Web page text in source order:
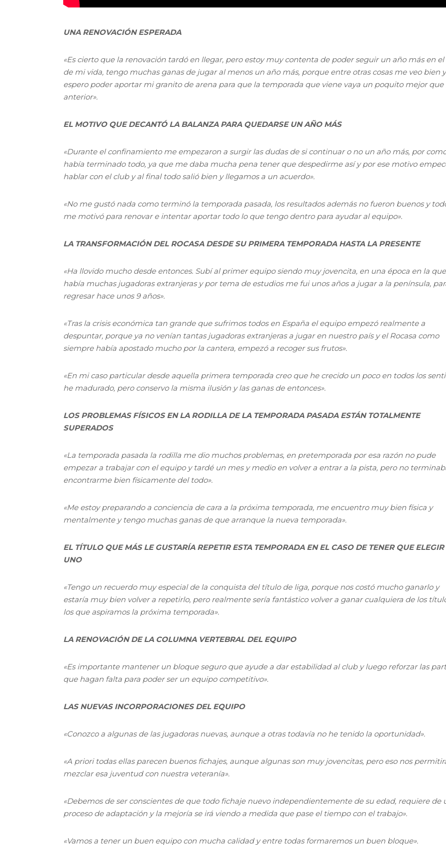
UNA RENOVACIÓN ESPERADA
«Es cierto que la renovación tardó en llegar, pero estoy muy contenta de poder seguir un año más en
de mi vida, tengo muchas ganas de jugar al menos un año más, porque entre otras cosas me veo bien y
espero poder aportar mi granito de arena para que la temporada que viene vaya un poquito mejor que
anterior».
EL MOTIVO QUE DECANTÓ LA BALANZA PARA QUEDARSE UN AÑO MÁS
«Durante el confinamiento me empezaron a surgir las dudas de si continuar o no un año más, por
había terminado todo, ya que me daba mucha pena tener que despedirme así y por ese motivo
hablar con el club y al final todo salió bien y llegamos a un acuerdo».
«No me gustó nada como terminó la temporada pasada, los resultados además no fueron buenos y
me motivó para renovar e intentar aportar todo lo que tengo dentro para ayudar al equipo».
LA TRANSFORMACIÓN DEL ROCASA DESDE SU PRIMERA TEMPORADA HASTA LA PRESENTE
«Ha llovido mucho desde entonces. Subí al primer equipo siendo muy jovencita, en una época en la que
había muchas jugadoras extranjeras y por tema de estudios me fui unos años a jugar a la península,
regresar hace unos 9 años».
«Tras la crisis económica tan grande que sufrimos todos en España el equipo empezó realmente a
despuntar, porque ya no venían tantas jugadoras extranjeras a jugar en nuestro país y el Rocasa como
siempre había apostado mucho por la cantera, empezó a recoger sus frutos».
«En mi caso particular desde aquella primera temporada creo que he crecido un poco en todos los
he madurado, pero conservo la misma ilusión y las ganas de entonces».
LOS PROBLEMAS FÍSICOS EN LA RODILLA DE LA TEMPORADA PASADA ESTÁN TOTALMENTE
SUPERADOS
«La temporada pasada la rodilla me dio muchos problemas, en pretemporada por esa razón no pude
empezar a trabajar con el equipo y tardé un mes y medio en volver a entrar a la pista, pero no
encontrarme bien físicamente del todo».
«Me estoy preparando a conciencia de cara a la próxima temporada, me encuentro muy bien física y
mentalmente y tengo muchas ganas de que arranque la nueva temporada».
EL TÍTULO QUE MÁS LE GUSTARÍA REPETIR ESTA TEMPORADA EN EL CASO DE TENER QUE ELEGIR
UNO
«Tengo un recuerdo muy especial de la conquista del título de liga, porque nos costó mucho ganarlo y
estaría muy bien volver a repetirlo, pero realmente sería fantástico volver a ganar cualquiera de los
los que aspiramos la próxima temporada».
LA RENOVACIÓN DE LA COLUMNA VERTEBRAL DEL EQUIPO
«Es importante mantener un bloque seguro que ayude a dar estabilidad al club y luego reforzar las
que hagan falta para poder ser un equipo competitivo».
LAS NUEVAS INCORPORACIONES DEL EQUIPO
«Conozco a algunas de las jugadoras nuevas, aunque a otras todavía no he tenido la oportunidad».
«A priori todas ellas parecen buenos fichajes, aunque algunas son muy jovencitas, pero eso nos
mezclar esa juventud con nuestra veteranía».
«Debemos de ser conscientes de que todo fichaje nuevo independientemente de su edad, requiere de
proceso de adaptación y la mejoría se irá viendo a medida que pase el tiempo con el trabajo».
«Vamos a tener un buen equipo con mucha calidad y entre todas formaremos un buen bloque».